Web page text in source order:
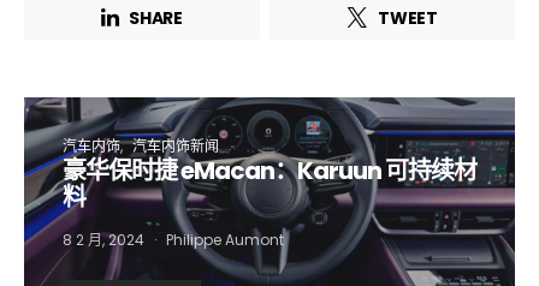
SHARE TWEET
汽车内饰 汽车内饰新闻
豪华保时捷 eMacan：Karuun 可持续材
料
8 2 月, 2024 Philippe Aumont